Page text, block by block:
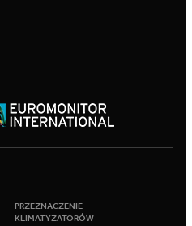
PRZEZNACZENIE
KLIMATYZATORÓW